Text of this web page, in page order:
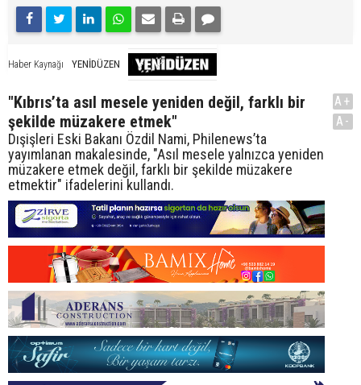
Haber Kaynağı YENİDÜZEN
"Kıbrıs’ta asıl mesele yeniden değil, farklı bir
şekilde müzakere etmek"
Dışişleri Eski Bakanı Özdil Nami, Philenews’ta
yayımlanan makalesinde, "Asıl mesele yalnızca yeniden
müzakere etmek değil, farklı bir şekilde müzakere
etmektir" ifadelerini kullandı.
A+
A-